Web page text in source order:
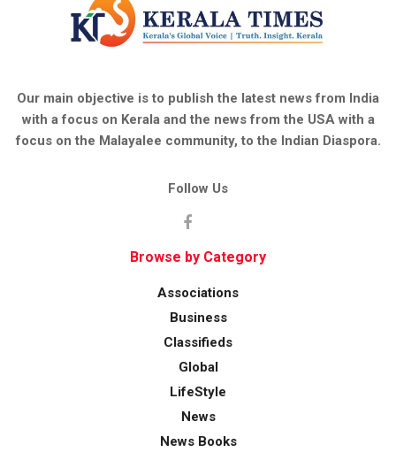
Our main objective is to publish the latest news from India
with a focus on Kerala and the news from the USA with a
focus on the Malayalee community, to the Indian Diaspora.
Follow Us
Browse by Category
Associations
Business
Classifieds
Global
LifeStyle
News
News Books